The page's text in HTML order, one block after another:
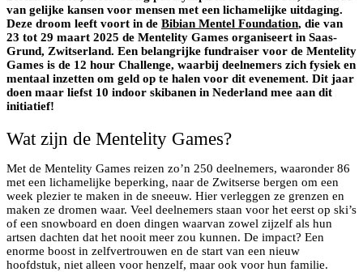
van gelijke kansen voor mensen met een lichamelijke uitdaging.
Deze droom leeft voort in de Bibian Mentel Foundation, die van
23 tot 29 maart 2025 de Mentelity Games organiseert in Saas-
Grund, Zwitserland. Een belangrijke fundraiser voor de Mentelity
Games is de 12 hour Challenge, waarbij deelnemers zich fysiek en
mentaal inzetten om geld op te halen voor dit evenement. Dit jaar
doen maar liefst 10 indoor skibanen in Nederland mee aan dit
initiatief!
Wat zijn de Mentelity Games?
Met de Mentelity Games reizen zo’n 250 deelnemers, waaronder 86
met een lichamelijke beperking, naar de Zwitserse bergen om een
week plezier te maken in de sneeuw. Hier verleggen ze grenzen en
maken ze dromen waar. Veel deelnemers staan voor het eerst op ski’s
of een snowboard en doen dingen waarvan zowel zijzelf als hun
artsen dachten dat het nooit meer zou kunnen. De impact? Een
enorme boost in zelfvertrouwen en de start van een nieuw
hoofdstuk, niet alleen voor henzelf, maar ook voor hun familie.